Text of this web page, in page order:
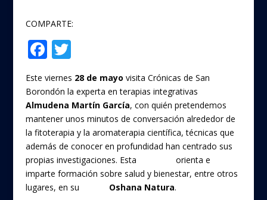
COMPARTE:
F
ac
e
b
o
o
k
T
w
itt
er
Este viernes 28 de mayo visita Crónicas de San
Borondón la experta en terapias integrativas
Almudena Martín García, con quién pretendemos
mantener unos minutos de conversación alrededor de
la fitoterapia y la aromaterapia científica, técnicas que
además de conocer en profundidad han centrado sus
propias investigaciones. Esta
orienta e
imparte formación sobre salud y bienestar, entre otros
lugares, en su
Oshana Natura.